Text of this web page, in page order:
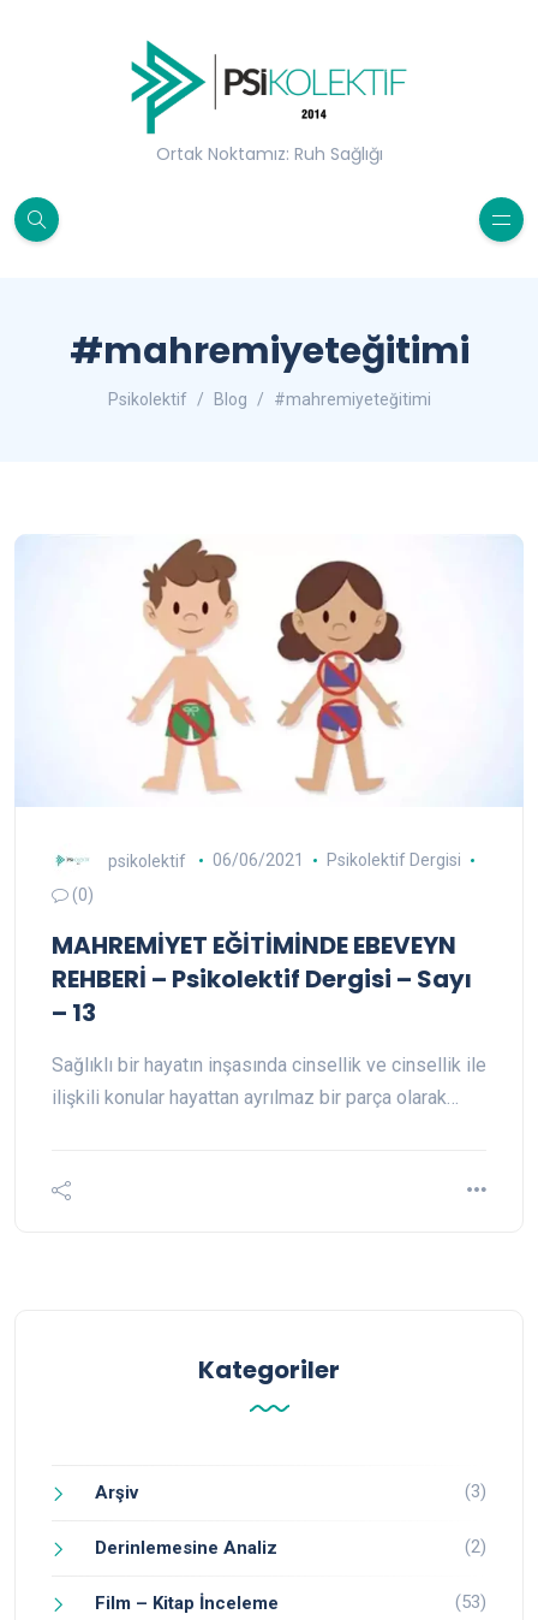
Ortak Noktamız: Ruh Sağlığı
#mahremiyeteğitimi
Psikolektif Blog #mahremiyeteğitimi
psikolektif 06/06/2021
Psikolektif Dergisi
(0)
MAHREMİYET EĞİTİMİNDE EBEVEYN
REHBERİ – Psikolektif Dergisi – Sayı
– 13
Sağlıklı bir hayatın inşasında cinsellik ve cinsellik ile
ilişkili konular hayattan ayrılmaz bir parça olarak…
Kategoriler
Arşiv (3)
Derinlemesine Analiz (2)
Film – Kitap İnceleme (53)